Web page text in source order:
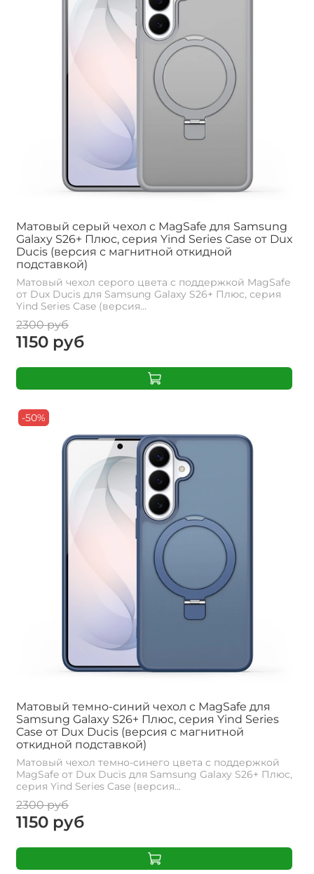
Матовый серый чехол с MagSafe для Samsung
Galaxy S26+ Плюс, серия Yind Series Case от Dux
Ducis (версия с магнитной откидной
подставкой)
Матовый чехол серого цвета с поддержкой MagSafe
от Dux Ducis для Samsung Galaxy S26+ Плюс, серия
Yind Series Case (версия...
2300 руб
1150 руб
-50%
Матовый темно-синий чехол с MagSafe для
Samsung Galaxy S26+ Плюс, серия Yind Series
Case от Dux Ducis (версия с магнитной
откидной подставкой)
Матовый чехол темно-синего цвета с поддержкой
MagSafe от Dux Ducis для Samsung Galaxy S26+ Плюс,
серия Yind Series Case (версия...
2300 руб
1150 руб